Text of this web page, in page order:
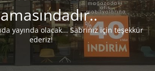
yayında olacak... Sabrınız için teşekkür
ederiz!